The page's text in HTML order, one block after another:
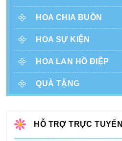
HOA CHIA BUỒN
HOA SỰ KIỆN
HOA LAN HỒ ĐIỆP
QUÀ TẶNG
HỖ TRỢ TRỰC TUYẾN